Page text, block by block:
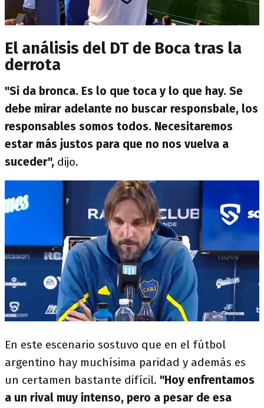
El análisis del DT de Boca tras la
derrota
"Si da bronca. Es lo que toca y lo que hay. Se
debe mirar adelante no buscar responsbale, los
responsables somos todos. Necesitaremos
estar más justos para que no nos vuelva a
suceder", dijo.
En este escenario sostuvo que en el fútbol
argentino hay muchísima paridad y además es
un certamen bastante difícil. "Hoy enfrentamos
a un rival muy intenso, pero a pesar de esa